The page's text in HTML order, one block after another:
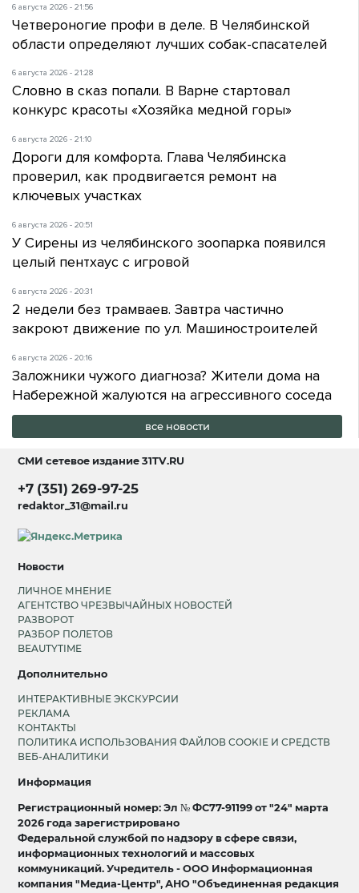
6 августа 2026 - 21:56
Четвероногие профи в деле. В Челябинской
области определяют лучших собак-спасателей
6 августа 2026 - 21:28
Словно в сказ попали. В Варне стартовал
конкурс красоты «Хозяйка медной горы»
6 августа 2026 - 21:10
Дороги для комфорта. Глава Челябинска
проверил, как продвигается ремонт на
ключевых участках
6 августа 2026 - 20:51
У Сирены из челябинского зоопарка появился
целый пентхаус с игровой
6 августа 2026 - 20:31
2 недели без трамваев. Завтра частично
закроют движение по ул. Машиностроителей
6 августа 2026 - 20:16
Заложники чужого диагноза? Жители дома на
Набережной жалуются на агрессивного соседа
все новости
СМИ сетевое издание31TV.RU
+7 (351) 269-97-25
redaktor_31@mail.ru
Новости
ЛИЧНОЕ МНЕНИЕ
АГЕНТСТВО ЧРЕЗВЫЧАЙНЫХ НОВОСТЕЙ
РАЗВОРОТ
РАЗБОР ПОЛЕТОВ
BEAUTYTIME
Дополнительно
ИНТЕРАКТИВНЫЕ ЭКСКУРСИИ
РЕКЛАМА
КОНТАКТЫ
ПОЛИТИКА ИСПОЛЬЗОВАНИЯ ФАЙЛОВ COOKIE И СРЕДСТВ
ВЕБ-АНАЛИТИКИ
Информация
Регистрационный номер: Эл № ФС77-91199 от "24" марта
2026 года зарегистрировано
Федеральной службой по надзору в сфере связи,
информационных технологий и массовых
коммуникаций. Учредитель - ООО Информационная
компания "Медиа-Центр", АНО "Объединенная редакция